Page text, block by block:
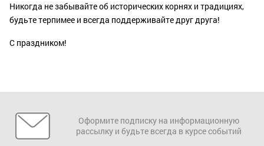
Никогда не забывайте об исторических корнях и традициях,
будьте терпимее и всегда поддерживайте друг друга!
С праздником!
Оформите подписку на информационную
рассылку и будьте всегда в курсе событий